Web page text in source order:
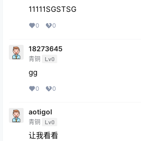
11111SGSTSG
0 0
18273645
青铜 Lv0
gg
0 0
aotigol
青铜 Lv0
让我看看